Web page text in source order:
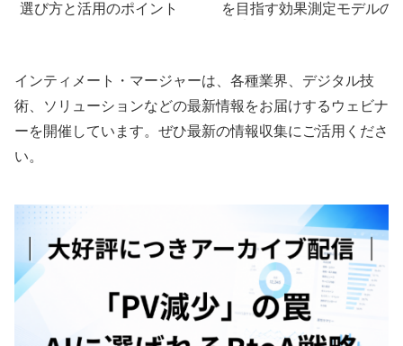
選び方と活用のポイント
を目指す効果測定モデルの
インティメート・マージャーは、各種業界、デジタル技
術、ソリューションなどの最新情報をお届けするウェビナ
ーを開催しています。ぜひ最新の情報収集にご活用くださ
い。